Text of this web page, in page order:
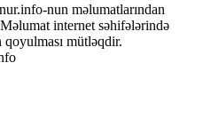
nun məlumatlarından
internet səhifələrində
mütləqdir.